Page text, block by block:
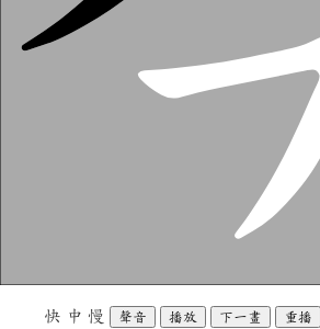
快 中 慢 聲音 播放 下一畫 重播